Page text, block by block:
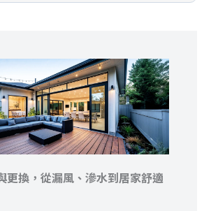
更換，從漏風、滲水到居家舒適